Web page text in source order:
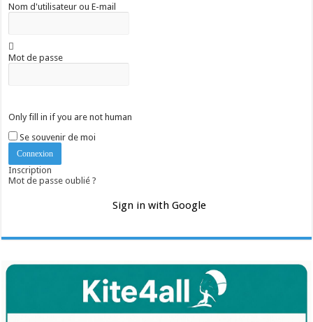
Nom d'utilisateur ou E-mail
Mot de passe
Only fill in if you are not human
Se souvenir de moi
Inscription
Mot de passe oublié ?
Sign in with Google